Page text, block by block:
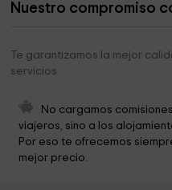
Sala del Consell
Casa Museo Abargues Benissa
Ayuntamiento de Benisa
Palacio de los Torres Orduña
Dolores Piera Park
Nuestro compromiso
Te garantizamos la mejor
servicios
No cargamos
viajeros, sino a los
Por eso te ofrecemos
mejor precio.